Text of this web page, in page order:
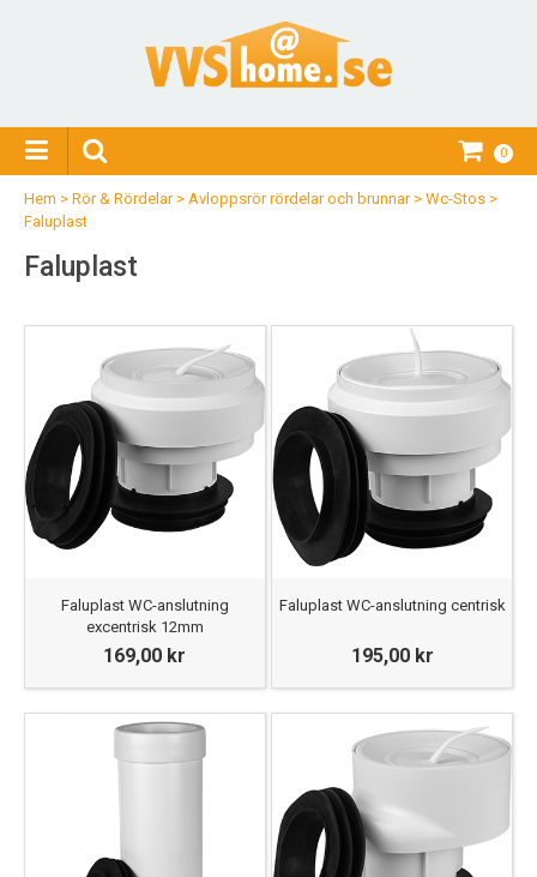
0
Hem > Rör & Rördelar> Avloppsrör rördelar och brunnar> Wc-Stos >
Faluplast
Faluplast
Faluplast WC-anslutning
excentrisk 12mm
169,00 kr
Faluplast WC-anslutning centrisk
195,00 kr